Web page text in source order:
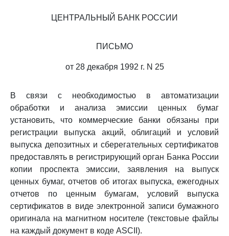
ЦЕНТРАЛЬНЫЙ БАНК РОССИИ
ПИСЬМО
от 28 декабря 1992 г. N 25
В связи с необходимостью в автоматизации
обработки и анализа эмиссии ценных бумаг
установить, что коммерческие банки обязаны при
регистрации выпуска акций, облигаций и условий
выпуска депозитных и сберегательных сертификатов
предоставлять в регистрирующий орган Банка России
копии проспекта эмиссии, заявления на выпуск
ценных бумаг, отчетов об итогах выпуска, ежегодных
отчетов по ценным бумагам, условий выпуска
сертификатов в виде электронной записи бумажного
оригинала на магнитном носителе (текстовые файлы
на каждый документ в коде ASCII).